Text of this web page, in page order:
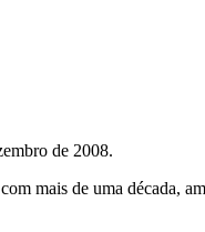
de 2008.
mais de uma década,